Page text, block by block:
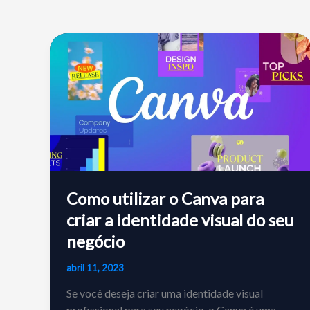
Como utilizar o Canva para
criar a identidade visual do seu
negócio
abril 11, 2023
Se você deseja criar uma identidade visual